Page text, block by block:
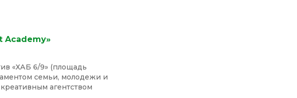
Academy»
«ХАБ 6/9» (площадь
семьи, молодежи и
агентством